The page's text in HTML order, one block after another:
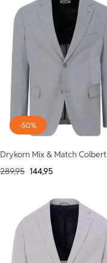
-50%
Drykorn Mix & Match Colbert
289,95 144,95